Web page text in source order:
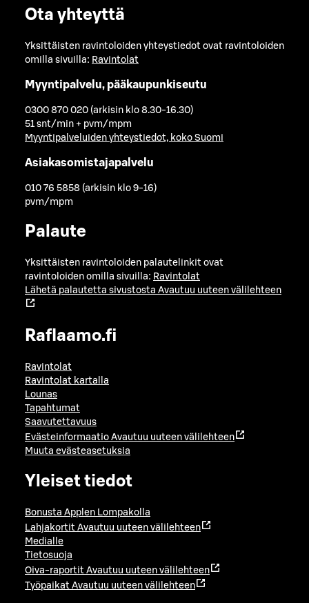
Ota yhteyttä
Yksittäisten ravintoloiden yhteystiedot ovat ravintoloiden
omilla sivuilla: Ravintolat
Myyntipalvelu, pääkaupunkiseutu
0300 870 020 (arkisin klo 8.30-16.30)
51 snt/min + pvm/mpm
Myyntipalveluiden yhteystiedot, koko Suomi
Asiakasomistajapalvelu
010 76 5858 (arkisin klo 9-16)
pvm/mpm
Palaute
Yksittäisten ravintoloiden palautelinkit ovat
ravintoloiden omilla sivuilla: Ravintolat
Lähetä palautetta sivustosta Avautuu uuteen välilehteen
Raflaamo.fi
Ravintolat
Ravintolat kartalla
Lounas
Tapahtumat
Saavutettavuus
Evästeinformaatio Avautuu uuteen välilehteen
Muuta evästeasetuksia
Yleiset tiedot
Bonusta Applen Lompakolla
Lahjakortit Avautuu uuteen välilehteen
Medialle
Tietosuoja
Oiva-raportit Avautuu uuteen välilehteen
Työpaikat Avautuu uuteen välilehteen